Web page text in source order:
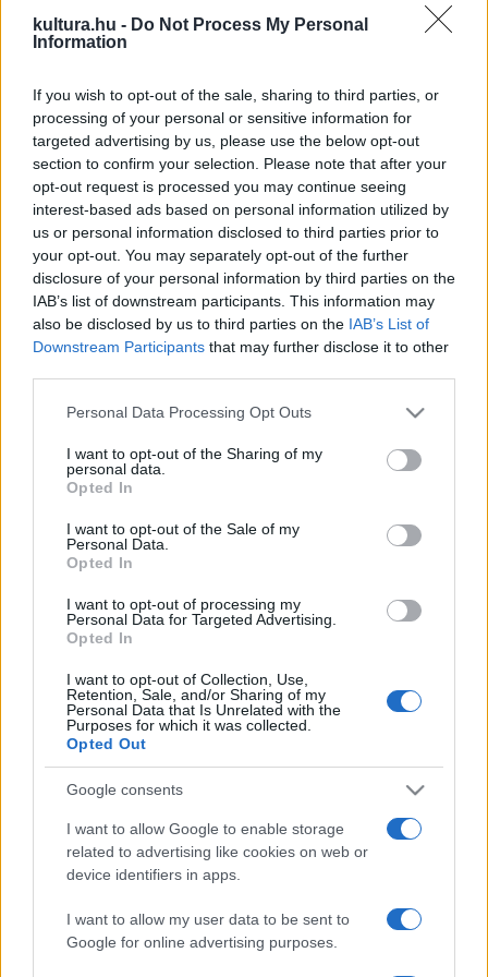
kultura.hu - Do Not Process My Personal
Information
If you wish to opt-out of the sale, sharing to third parties, or
processing of your personal or sensitive information for
targeted advertising by us, please use the below opt-out
section to confirm your selection. Please note that after your
opt-out request is processed you may continue seeing
interest-based ads based on personal information utilized by
us or personal information disclosed to third parties prior to
your opt-out. You may separately opt-out of the further
disclosure of your personal information by third parties on the
IAB’s list of downstream participants. This information may
also be disclosed by us to third parties on the IAB’s List of
Downstream Participants that may further disclose it to other
Please note that this website/app uses one or more Google
not limited to your visit or usage behaviour. You may click to
grant or deny consent to Google and its third-party tags to
use your data for below specified purposes in below Google
consent section.
Personal Data Processing Opt Outs
I want to opt-out of the Sharing of my
personal data.
Opted In
I want to opt-out of the Sale of my
Personal Data.
Opted In
I want to opt-out of processing my
Personal Data for Targeted Advertising.
Opted In
I want to opt-out of Collection, Use,
Retention, Sale, and/or Sharing of my
Personal Data that Is Unrelated with the
Purposes for which it was collected.
Opted Out
Google consents
I want to allow Google to enable storage
related to advertising like cookies on web or
device identifiers in apps.
I want to allow my user data to be sent to
Google for online advertising purposes.
fellépések nélkül maradt zenészeket és dj-ket
mozgósította.
Utóbbi formátumot emelik négyzetre az év utolsó napján:
szilveszter éjjel egy hat órán át tartó, nagyszabású
eseménybe csatlakozhat be bárki. Ezúttal viszont nem csak
nézőként, de aktív résztvevőként is, hozzájárulva az
össznépi hangulathoz, amiből nem sok jutott nekünk idén.
Aki a kijárási korlátozás ellenére is szeretne majdnem részt
venni a buliban, az az otthon biztonságos melegéből, a
Zoom alkalmazás segítségével társulhat be a közösségi
élménybe, a szerkesztők pedig akár őt is bekapcsolhatják −
streambe.
A buliban olyanok fognak zenélni, mint a nyári La Boum
összeálló öt zenekar, a Fran Palermo, a Mary Popkids, a
Bohemian Betyars, a Platon Karataev és a Middlemist Red,
illetve a hazai elektronikus zenei underground remek
lemezlovasai, az este megkoronázásaképpen pedig két
Kovács és Axel Boman lép a keverő mögé. Ha pedig ez nem
volna elég, az internet mémes-ironikus zugaiból jól ismert
műsorvezetők fogják mindezt egyetlen mederbe terelni.
Képek forrása: TEB